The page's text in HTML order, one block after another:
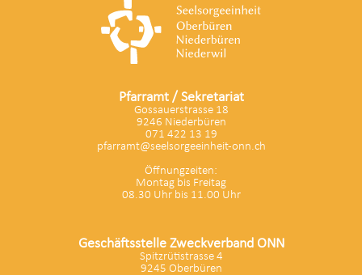
Pfarramt / Sekretariat
Gossauerstrasse 18
9246 Niederbüren
071 422 13 19
pfarramt@seelsorgeeinheit-onn.ch
Öffnungzeiten:
Montag bis Freitag
08.30 Uhr bis 11.00 Uhr
Geschäftsstelle Zweckverband ONN
Spitzrütistrasse 4
9245 Oberbüren